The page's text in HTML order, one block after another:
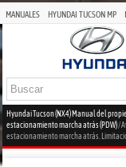
MANUALES HYUNDAI TUCSON MP
Hyundai Tucson (NX4) Manual del
estacionamiento marcha atrás (PDW)/
estacionamiento marcha atrás.